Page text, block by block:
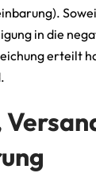
in die
erteilt